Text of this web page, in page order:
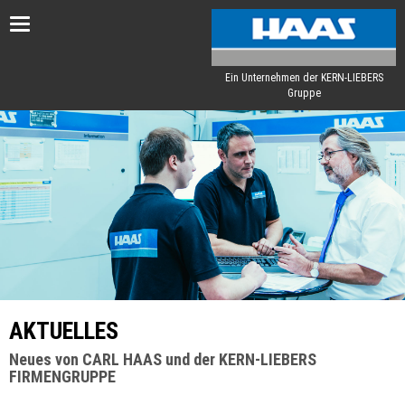
Toggle
Ein Unternehmen der KERN-LIEBERS
Gruppe
AKTUELLES
Neues von CARL HAAS und der KERN-LIEBERS
FIRMENGRUPPE